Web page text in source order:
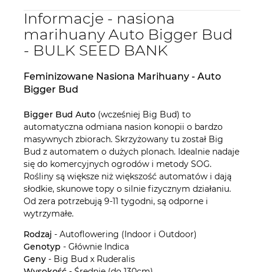
Informacje - nasiona
marihuany Auto Bigger Bud
- BULK SEED BANK
Feminizowane Nasiona Marihuany - Auto
Bigger Bud
Bigger Bud Auto (wcześniej Big Bud) to
automatyczna odmiana nasion konopii o bardzo
masywnych zbiorach. Skrzyżowany tu został Big
Bud z automatem o dużych plonach. Idealnie nadaje
się do komercyjnych ogrodów i metody SOG.
Rośliny są większe niż większość automatów i dają
słodkie, skunowe topy o silnie fizycznym działaniu.
Od zera potrzebują 9-11 tygodni, są odporne i
wytrzymałe.
Rodzaj - Autoflowering (Indoor i Outdoor)
Genotyp - Głównie Indica
Geny - Big Bud x Ruderalis